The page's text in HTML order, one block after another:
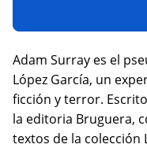
Adam Surray es el
López García, un
ficción y terror.
la editoria Bruguera,
textos de la colección